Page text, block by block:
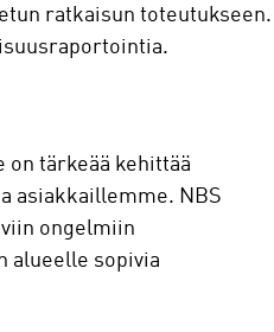
ratkaisun toteutukseen.
on tärkeää kehittää
asiakkaillemme. NBS
ongelmiin
alueelle sopivia